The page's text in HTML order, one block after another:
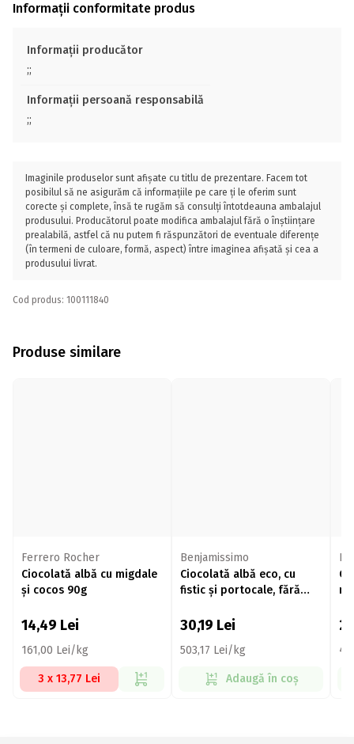
Informații conformitate produs
Informații producător
;;
Informații persoană responsabilă
;;
Imaginile produselor sunt afișate cu titlu de prezentare. Facem tot
posibilul să ne asigurăm că informațiile pe care ți le oferim sunt
corecte și complete, însă te rugăm să consulți întotdeauna ambalajul
produsului. Producătorul poate modifica ambalajul fără o înștiințare
prealabilă, astfel că nu putem fi răspunzători de eventuale diferențe
(în termeni de culoare, formă, aspect) între imaginea afișată și cea a
produsului livrat.
Cod produs: 100111840
Produse similare
Ferrero Rocher
Ciocolată albă cu migdale
și cocos 90g
14,49 Lei
161,00 Lei/kg
3 x 13,77 Lei
Benjamissimo
Ciocolată albă eco, cu
fistic și portocale, fără
30,19 Lei
503,17 Lei/kg
Adaugă în coș